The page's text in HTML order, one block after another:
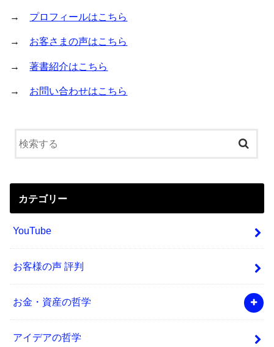
→ プロフィールはこちら
→ お客さまの声はこちら
→著書紹介はこちら
→ お問い合わせはこちら
カテゴリー
YouTube
お客様の声 評判
お金・資産の哲学
アイデアの哲学